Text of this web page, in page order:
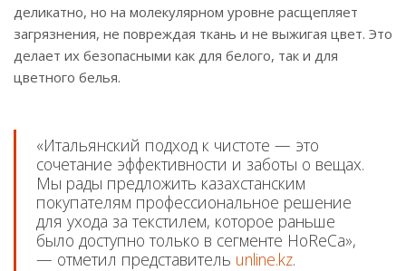
деликатно, но на молекулярном уровне расщепляет
загрязнения, не повреждая ткань и не выжигая цвет. Это
делает их безопасными как для белого, так и для
цветного белья.
«Итальянский подход к чистоте — это
сочетание эффективности и заботы о вещах.
Мы рады предложить казахстанским
покупателям профессиональное решение
для ухода за текстилем, которое раньше
было доступно только в сегменте HoReCa»,
— отметил представитель unline.kz.